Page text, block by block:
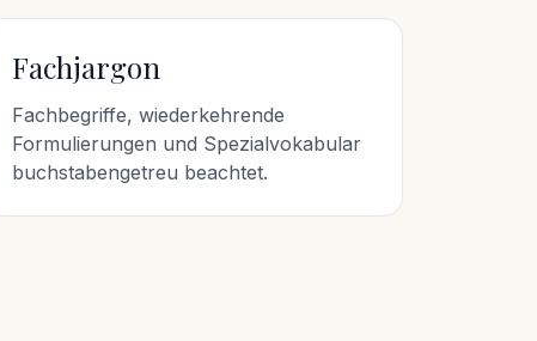
Fachjargon
Fachbegriffe, wiederkehrende
Formulierungen und Spezialvokabular
buchstabengetreu beachtet.